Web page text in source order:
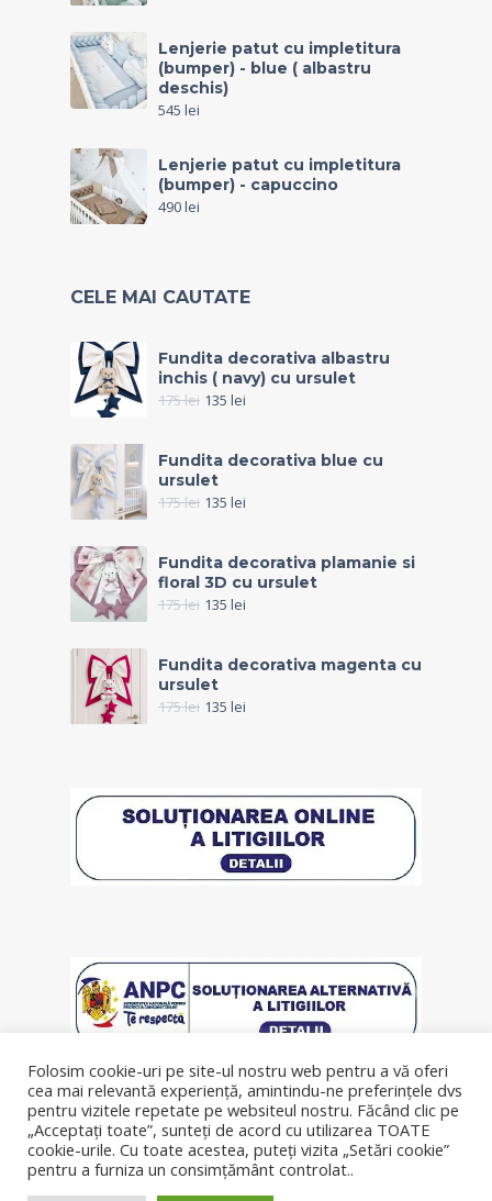
Lenjerie patut cu impletitura
(bumper) - blue ( albastru
deschis)
545 lei
Lenjerie patut cu impletitura
(bumper) - capuccino
490lei
CELE MAI CAUTATE
Fundita decorativa albastru
inchis ( navy) cu ursulet
175lei 135 lei
Fundita decorativa blue cu
ursulet
175lei 135 lei
Fundita decorativa plamanie si
floral 3D cu ursulet
175lei 135 lei
Fundita decorativa magenta cu
ursulet
175lei 135 lei
© Copyright 2019, lenjeriipatut.ro
Folosim cookie-uri pe site-ul nostru web pentru a vă oferi
cea mai relevantă experiență, amintindu-ne preferințele dvs
pentru vizitele repetate pe websiteul nostru. Făcând clic pe
„Acceptați toate”, sunteți de acord cu utilizarea TOATE
cookie-urile. Cu toate acestea, puteți vizita „Setări cookie”
pentru a furniza un consimțământ controlat..